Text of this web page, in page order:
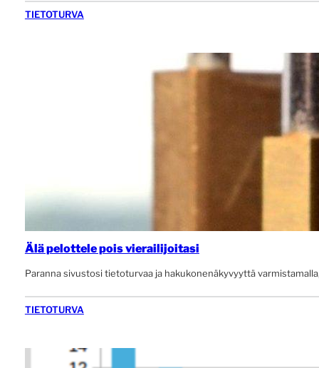
TIETOTURVA
Älä pelottele pois vierailijoitasi
Paranna sivustosi tietoturvaa ja hakukonenäkyvyyttä
TIETOTURVA